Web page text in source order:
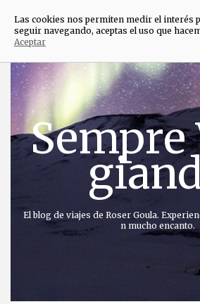
contenido
Sempre
El blog de viajes de Roser Goula.
n mucho encanto.
Las cookies nos permiten medir el interés
seguir navegando, aceptas el uso que
Aceptar